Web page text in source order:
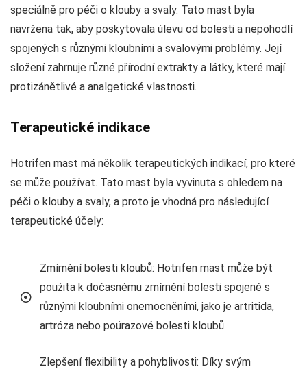
speciálně pro péči o klouby a svaly. Tato mast byla
navržena tak, aby poskytovala úlevu od bolesti a nepohodlí
spojených s různými kloubními a svalovými problémy. Její
složení zahrnuje různé přírodní extrakty a látky, které mají
protizánětlivé a analgetické vlastnosti.
Terapeutické indikace
Hotrifen mast má několik terapeutických indikací, pro které
se může používat. Tato mast byla vyvinuta s ohledem na
péči o klouby a svaly, a proto je vhodná pro následující
terapeutické účely:
Zmírnění bolesti kloubů: Hotrifen mast může být
použita k dočasnému zmírnění bolesti spojené s
různými kloubními onemocněními, jako je artritida,
artróza nebo poúrazové bolesti kloubů.
Zlepšení flexibility a pohyblivosti: Díky svým